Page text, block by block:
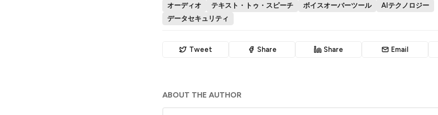
オーディオ テキスト・トゥ・スピーチ ボイスオーバーツール
AIテクノロジー
データセキュリティ
Tweet Share Share Email
ABOUT THE AUTHOR